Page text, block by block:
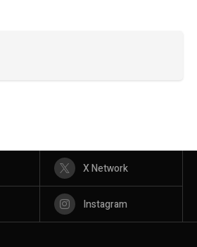
X Network
Instagram